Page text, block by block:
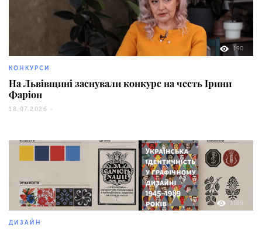
190
КОНКУРСИ
На Львівщині заснували конкурс на честь Ірини
Фаріон
18.07.2026 -
1169
ДИЗАЙН